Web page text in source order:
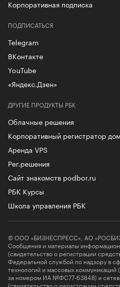
Корпоративная подписка
ДРУГИЕ ПРОДУКТЫ РБК
Облачные решения
Корпоративный регистратор
Аренда VPS
Рег.решения
Сайт знакомств podbor.ru
РБК Курсы
Школа управления РБК
ПОДПИСАТЬСЯ
Telegram
ВКонтакте
YouTube
«Яндекс.Дзен»
© ООО «БИЗНЕСПРЕСС», АО
Сообщения и материалы
(свидетельство о регистрации
Федеральной службой по надзору в
технологий и массовых
за номером ИА №ФС77-63848) и
(свидетельство о регистрации